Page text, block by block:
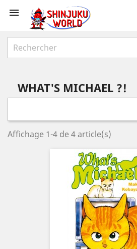

WHAT'S MICHAEL ?!
Affichage 1-4 de 4 article(s)